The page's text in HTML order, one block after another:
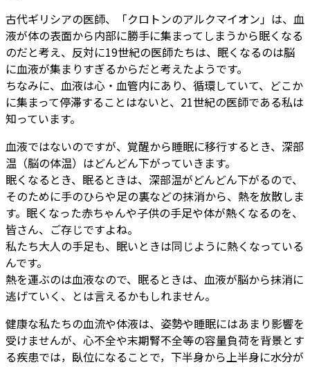
古代ギリシアの医師、「クロトンのアルクマイオン」は、血
液が体の表面から内部に勝手に集まってしまうから眠くなる
のだと考え、反対に19世紀の医師たちは、眠くなるのは脳
に血液が集まりすぎるからだと考えたようです。
ちなみに、血液は心・血管内にあり、循環していて、どこか
に集まって停滞することはないと、21世紀の医師である私は
知っています。
血液ではないのですが、覚醒から睡眠に移行するとき、深部
温（脳の体温）はどんどん下がっていきます。
眠くなるとき、眠るときは、深部温がどんどん下がるので、
そのために手のひらや足の裏などの抹消から、熱を放散しま
す。眠くなった赤ちゃんや子供の手足や体が熱くなるのを、
皆さん、ご存じですよね。
私たち大人の手足も、眠いときは同じように熱くなっている
んです。
熱を運ぶのは血液なので、眠るときは、血液が脳から抹消に
逃げていく、とは言えるかもしれません。
健康な私たちの血流や体液は、姿勢や睡眠にはあまり影響を
受けませんが、心不全や末期腎不全等の容量負荷を背景とす
る疾患では，臥位になることで，下半身から上半身に水分が